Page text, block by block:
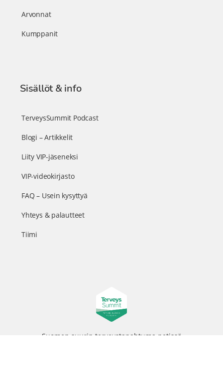
Arvonnat
Kumppanit
Sisällöt & info
TerveysSummit Podcast
Blogi – Artikkelit
Liity VIP-jäseneksi
VIP-videokirjasto
FAQ – Usein kysyttyä
Yhteys & palautteet
Tiimi
Suomen suurin terveystapahtuma netissä